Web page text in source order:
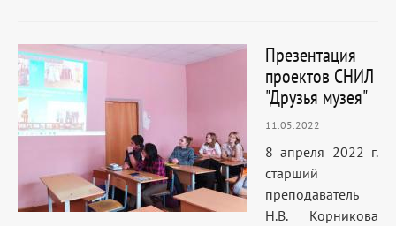
Презентация
проектов СНИЛ
"Друзья музея"
11.05.2022
8 апреля 2022 г.
старший
преподаватель
Н.В. Корникова